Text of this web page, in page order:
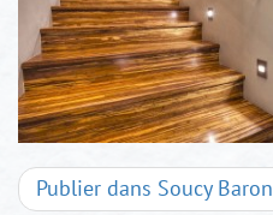
Navigation
Publier dans Soucy Baron